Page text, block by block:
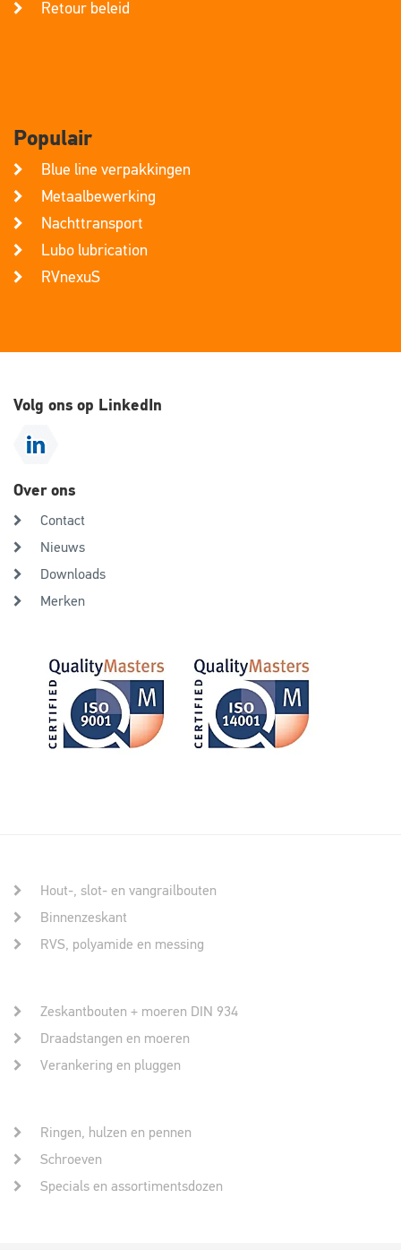
Retour beleid
Populair
Blue line verpakkingen
Metaalbewerking
Nachttransport
Lubo lubrication
RVnexuS
Volg ons op LinkedIn
Over ons
Contact
Nieuws
Downloads
Merken
Hout-, slot- en vangrailbouten
Binnenzeskant
RVS, polyamide en messing
Zeskantbouten + moeren DIN 934
Draadstangen en moeren
Verankering en pluggen
Ringen, hulzen en pennen
Schroeven
Specials en assortimentsdozen